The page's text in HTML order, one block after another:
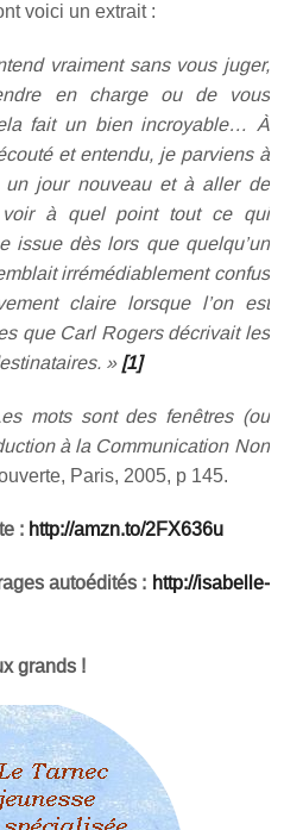
voici un extrait :
vraiment sans vous juger,
en charge ou de vous
fait un bien incroyable… À
et entendu, je parviens à
un jour nouveau et à aller de
voir à quel point tout ce qui
issue dès lors que quelqu’un
irrémédiablement confus
claire lorsque l’on est
que Carl Rogers décrivait les
» [1]
mots sont des fenêtres (ou
à la Communication Non
Paris, 2005, p 145.
: http://amzn.to/2FX636u
autoédités : http://isabelle-
grands !